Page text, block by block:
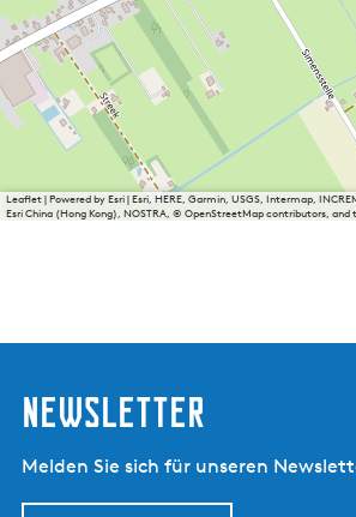
Leaflet|Powered by Esri | Esri, HERE, Garmin, USGS, Intermap,
Esri China (Hong Kong), NOSTRA, © OpenStreetMap contributors,
Newsletter
Melden Sie sich für unseren